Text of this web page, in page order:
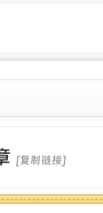
[复制链接]